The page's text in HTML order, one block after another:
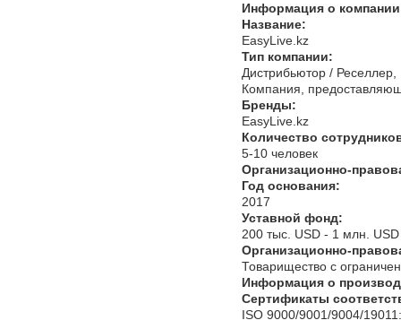
Информация о компании
Название:
EasyLive.kz
Тип компании:
Дистрибьютор /
Компания,
Бренды:
EasyLive.kz
Количество
5-10 человек
Организационно-
Год основания:
2017
Уставной фонд:
200 тыс. USD - 1 млн. USD
Организационно-
Товарищество с
Информация о
Сертификаты
ISO 9000/9001/9004/